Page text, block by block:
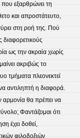
εξαρθρώνει τη
και απροστάτευτο,
στη ροή της. Πού
ως την ακραία χωρίς
ακριβώς το
τμήματα πλεονεκτεί
αντιληπτή η διαφορά.
αρμονία θα πρέπει να
Φαντάζομαι ότι
έχει δοθεί,
φιλοδοξιών